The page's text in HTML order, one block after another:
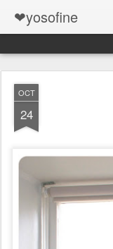
❤yosofine
OCT
24